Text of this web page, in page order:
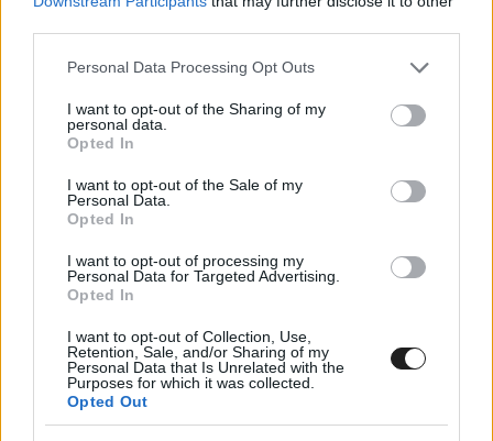
Please note that this website/app uses one or more Google
not limited to your visit or usage behaviour. You may click to
grant or deny consent to Google and its third-party tags to
use your data for below specified purposes in below Google
consent section.
Personal Data Processing Opt Outs
I want to opt-out of the Sharing of my
personal data.
Opted In
I want to opt-out of the Sale of my
Personal Data.
Opted In
I want to opt-out of processing my
Personal Data for Targeted Advertising.
Opted In
I want to opt-out of Collection, Use,
Retention, Sale, and/or Sharing of my
Personal Data that Is Unrelated with the
Purposes for which it was collected.
Opted Out
már az első verseny előtt olyan dolog történt vele, amely
teljesen megváltoztatta karrierjét. A Daytona 500-at megelőző
Xfinity futamon a kétszeres bajnok [&hellip;]
NASCAR / 2022. NOV. 18.
Megvan Kyle Busch (egyik) új
szponzora
Busch 8-as autóján jövőre is látható lesz a Lenovo, amely
korábban már Tyler Reddicket is szponzorálta a NASCAR Cup
Seriesben. Kyle Busch és a Joe Gibbs Racing hosszú és
elhúzódó, ám sikertelen szerződéstárgyalást zárt le 2022-ben.
A bejelentésre, hogy nem folytatják együtt a szezon közepén
került sor, azonban ekkora már rég tudni lehetett, hogy Busch